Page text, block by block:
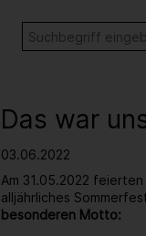
SUCHE
Das war
03.06.2022
Am 31.05.2022
alljährliches
besonderen Motto: